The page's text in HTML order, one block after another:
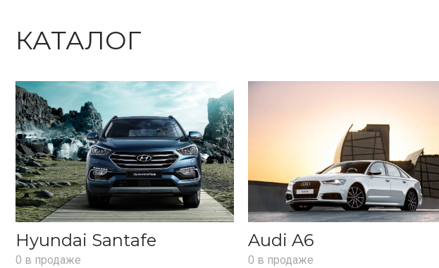
КАТАЛОГ
Hyundai Santafe
0 в продаже
Audi A6
0 в продаже